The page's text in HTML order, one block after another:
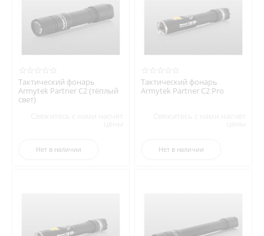
Тактический фонарь
Armytek Partner C2 (тёплый
свет)
Нет в наличии
Тактический фонарь
Armytek Partner C2 Pro
Нет в наличии